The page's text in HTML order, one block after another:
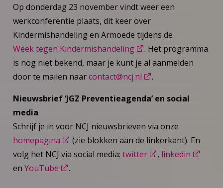
Op donderdag 23 november vindt weer een
werkconferentie plaats, dit keer over
Kindermishandeling en Armoede tijdens de
Week tegen Kindermishandeling
. Het programma
is nog niet bekend, maar je kunt je al aanmelden
door te mailen naarcontact@ncj.nl
.
Nieuwsbrief ‘JGZ Preventieagenda’ en social
media
Schrijf je in voor NCJ nieuwsbrieven via onze
homepagina
(zie blokken aan de linkerkant). En
volg het NCJ via social media: twitter , linkedin
en YouTube .